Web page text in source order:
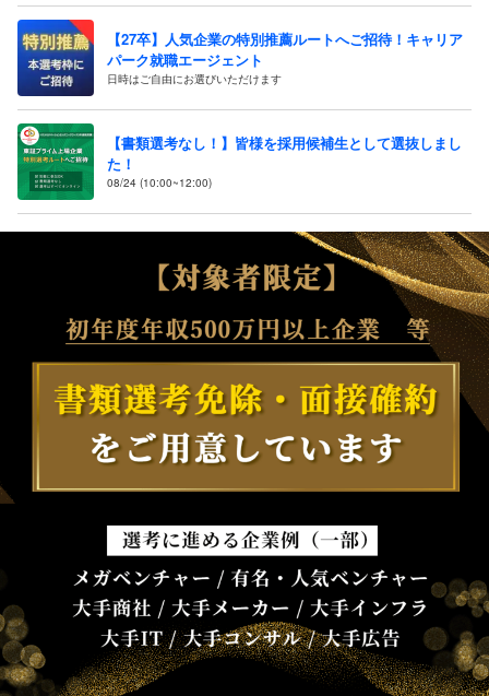
【27卒】人気企業の特別推薦ルートへご招待！キャリア
パーク就職エージェント
日時はご自由にお選びいただけます
【書類選考なし！】皆様を採用候補生として選抜しまし
た！
08/24 (10:00~12:00)